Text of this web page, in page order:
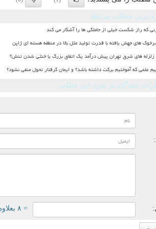
ترین مطالب مرتبط
که راز شکست خیلی از حاملگی ها را آشکار می کند
های جهش یافته با قدرت تولید مثل بالا در منطقه هسته ای ژاپن
زلزله های شرق تهران پیش درآمد یک اتفاق بزرگ یا خنثی شدن تنش؟
علمی که آموختیم برکت داشته باشد؟ و ایمان گرفتار تحول منفی نشود؟
بینندگان در مورد این مطلب
= ۸ بعلاوه ۴